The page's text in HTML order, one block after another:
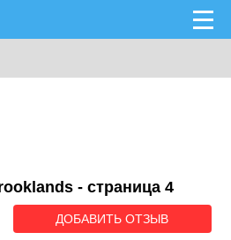
- cтраница 4
ДОБАВИТЬ ОТЗЫВ